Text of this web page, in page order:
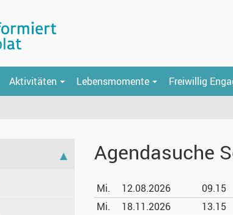
Aktivitäten Lebensmomente Freiwillig
Agendasuche
Mi. 12.08.2026 09.15
Mi.
18.11.2026 13.15